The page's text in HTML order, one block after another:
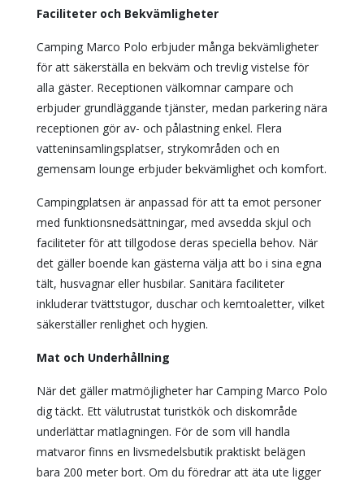
Faciliteter och Bekvämligheter
Camping Marco Polo erbjuder många bekvämligheter
för att säkerställa en bekväm och trevlig vistelse för
alla gäster. Receptionen välkomnar campare och
erbjuder grundläggande tjänster, medan parkering nära
receptionen gör av- och pålastning enkel. Flera
vatteninsamlingsplatser, strykområden och en
gemensam lounge erbjuder bekvämlighet och komfort.
Campingplatsen är anpassad för att ta emot personer
med funktionsnedsättningar, med avsedda skjul och
faciliteter för att tillgodose deras speciella behov. När
det gäller boende kan gästerna välja att bo i sina egna
tält, husvagnar eller husbilar. Sanitära faciliteter
inkluderar tvättstugor, duschar och kemtoaletter, vilket
säkerställer renlighet och hygien.
Mat och Underhållning
När det gäller matmöjligheter har Camping Marco Polo
dig täckt. Ett välutrustat turistkök och diskområde
underlättar matlagningen. För de som vill handla
matvaror finns en livsmedelsbutik praktiskt belägen
bara 200 meter bort. Om du föredrar att äta ute ligger